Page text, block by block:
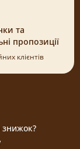
та
пропозиції
клієнтів
знижок?